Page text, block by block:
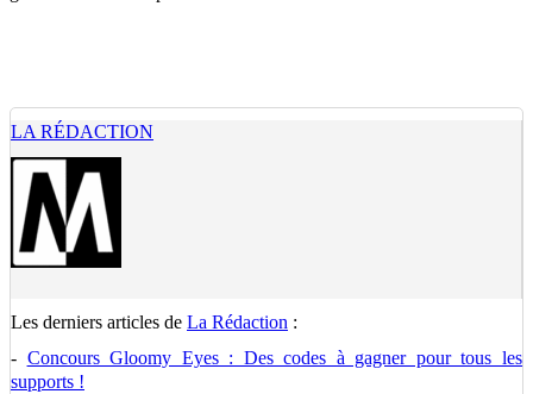
LA RÉDACTION
Les derniers articles de La Rédaction :
- Concours Gloomy Eyes : Des codes à gagner pour tous les
supports !